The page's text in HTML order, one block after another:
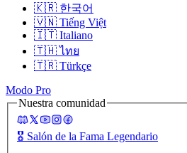
🇰🇷 한국어
🇻🇳 Tiếng Việt
🇮🇹 Italiano
🇹🇭 ไทย
🇹🇷 Türkçe
Modo Pro
Nuestra comunidad
🎖️ Salón de la Fama Legendario